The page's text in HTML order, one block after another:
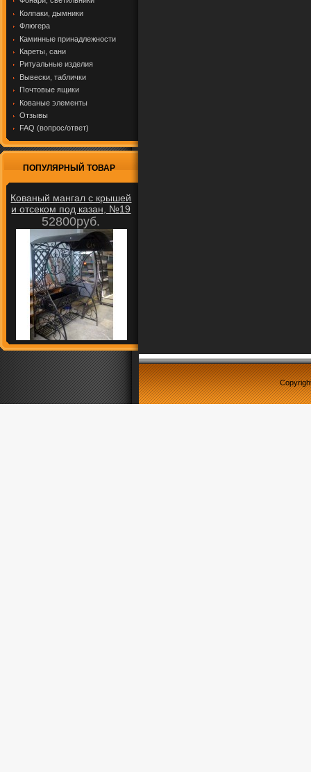
Колпаки, дымники
Флюгера
Каминные принадлежности
Кареты, сани
Ритуальные изделия
Вывески, таблички
Почтовые ящики
Кованые элементы
Отзывы
FAQ (вопрос/ответ)
ПОПУЛЯРНЫЙ ТОВАР
Кованый мангал с крышей
и отсеком под казан, №19
52800руб.